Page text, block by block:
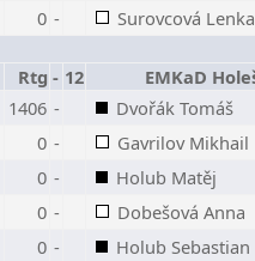
0 -
Surovcová Lenka
Rtg - 12
EMKaD
1406 -
Dvořák Tomáš
0 -
Gavrilov Mikhail
0 -
Holub Matěj
0 -
Dobešová Anna
0 -
Holub Sebastian